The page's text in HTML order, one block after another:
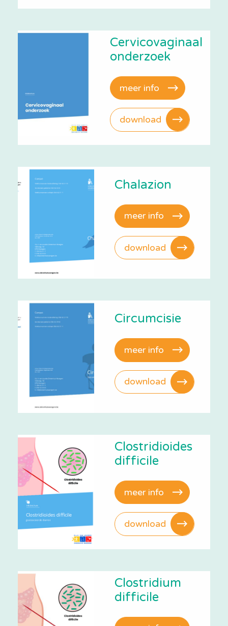
Cervicovaginaal
onderzoek
meer info
download
Chalazion
meer info
download
Circumcisie
meer info
download
Clostridioides
difficile
meer info
download
Clostridium
difficile